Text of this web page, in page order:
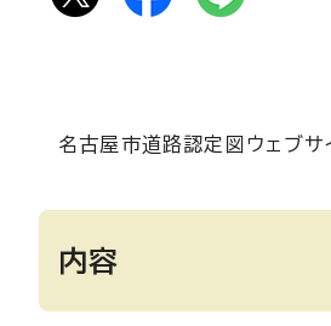
名古屋市道路認定図ウェブサ
内容